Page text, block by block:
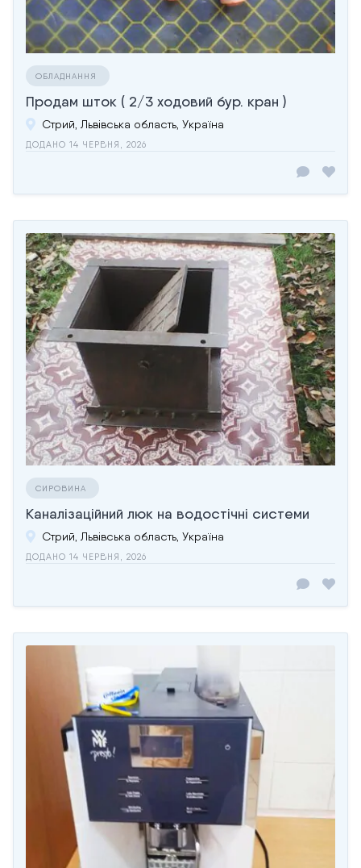
ОБЛАДНАННЯ
Продам шток ( 2/3 ходовий бур. кран )
Стрий, Львівська область, Україна
ДОДАНО 14 ЧЕРВНЯ, 2026
СИРОВИНА
Каналізаційний люк на водостічні системи
Стрий, Львівська область, Україна
ДОДАНО 14 ЧЕРВНЯ, 2026